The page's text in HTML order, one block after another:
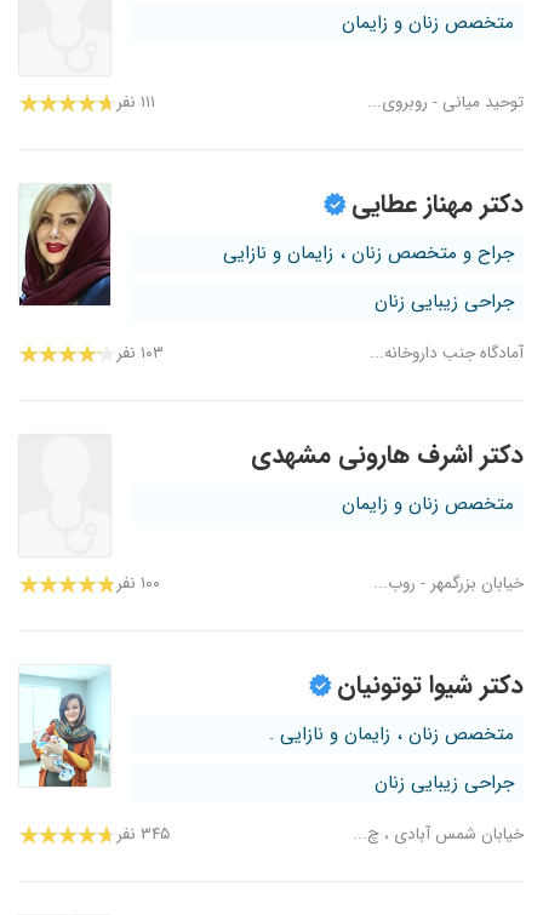
متخصص زنان و زایمان
توحید میانی - روبروی... ۱۱۱ نفر
دکتر مهناز عطایی
جراح و متخصص زنان ، زایمان و نازایی
جراحی زیبایی زنان
آمادگاه جنب داروخانه... ۱۰۳ نفر
دکتر اشرف هارونی مشهدی
متخصص زنان و زایمان
خیابان بزرگمهر - روب... ۱۰۰ نفر
دکتر شیوا توتونیان
متخصص زنان ، زایمان و نازایی .
جراحی زیبایی زنان
خیابان شمس آبادی ، چ... ۳۴۵ نفر